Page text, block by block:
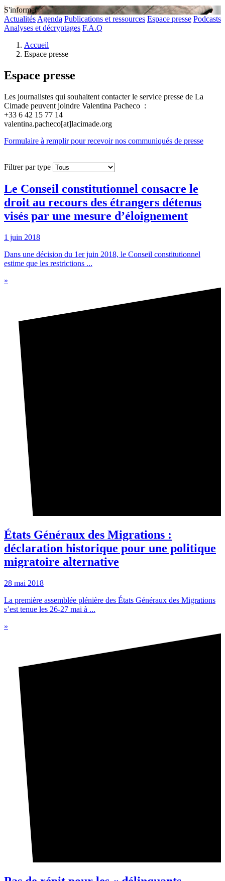
S'informer
Actualités Agenda Publications et ressources Espace presse Podcasts
Analyses et décryptages F.A.Q
Accueil
Espace presse
Espace presse
Les journalistes qui souhaitent contacter le service presse de La
Cimade peuvent joindre Valentina Pacheco :
+33 6 42 15 77 14
valentina.pacheco[at]lacimade.org
Formulaire à remplir pour recevoir nos communiqués de presse
Filtrer par type
Le Conseil constitutionnel consacre le
droit au recours des étrangers détenus
visés par une mesure d’éloignement
1 juin 2018
Dans une décision du 1er juin 2018, le Conseil constitutionnel
estime que les restrictions ...
»
États Généraux des Migrations :
déclaration historique pour une politique
migratoire alternative
28 mai 2018
La première assemblée plénière des États Généraux des Migrations
s’est tenue les 26-27 mai à ...
»